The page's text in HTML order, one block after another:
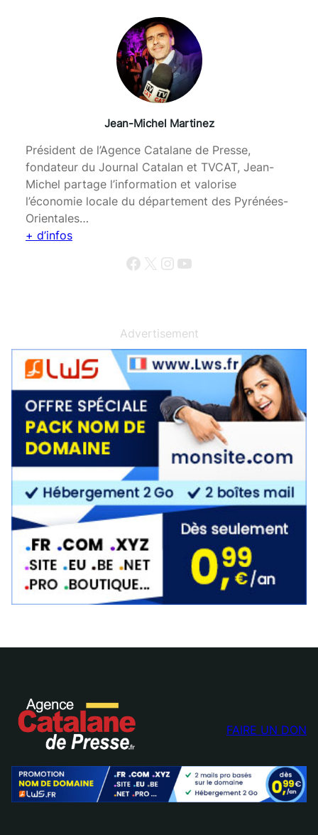
Jean-Michel Martinez
Président de l’Agence Catalane de Presse,
fondateur du Journal Catalan et TVCAT, Jean-
Michel partage l’information et valorise
l’économie locale du département des Pyrénées-
Orientales…
+ d’infos
Facebook X Instagram YouTube
Advertisement
FAIRE UN DON